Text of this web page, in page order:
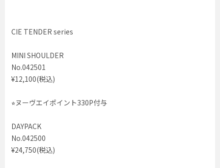
CIE TENDER series
MINI SHOULDER
No.042501
¥12,100(税込)
⭐︎ヌーヴエイポイント330P付与
DAYPACK
No.042500
¥24,750(税込)